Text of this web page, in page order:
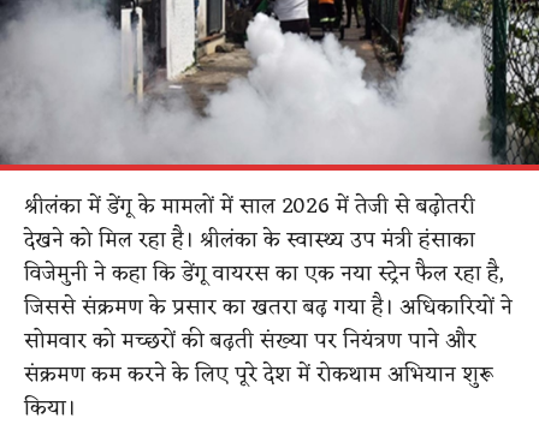
श्रीलंका में डेंगू के मामलों में साल 2026 में तेजी से बढ़ोतरी
देखने को मिल रहा है। श्रीलंका के स्वास्थ्य उप मंत्री हंसाका
विजेमुनी ने कहा कि डेंगू वायरस का एक नया स्ट्रेन फैल रहा है,
जिससे संक्रमण के प्रसार का खतरा बढ़ गया है। अधिकारियों ने
सोमवार को मच्छरों की बढ़ती संख्या पर नियंत्रण पाने और
संक्रमण कम करने के लिए पूरे देश में रोकथाम अभियान शुरू
किया।